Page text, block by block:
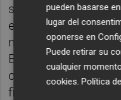
sufra una
en el entorno del
menores tipos de
BCE, que se
contribuirá a
financiera de
pueden basarse
lugar del
oponerse en
Puede retirar su
cualquier
cookies.Política